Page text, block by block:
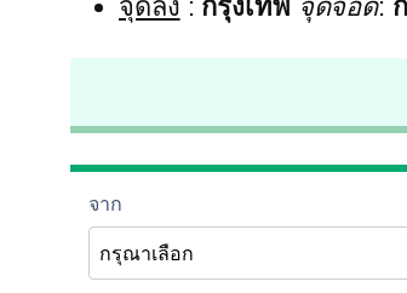
จุดลง : กรุงเทพ จุดจอด: